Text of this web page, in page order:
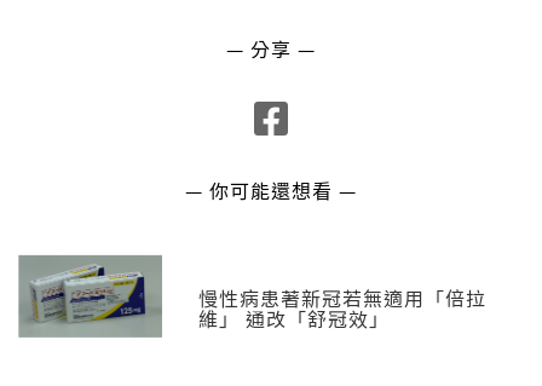
— 分享 —
— 你可能還想看 —
慢性病患著新冠若無適用「倍拉
維」 通改「舒冠效」